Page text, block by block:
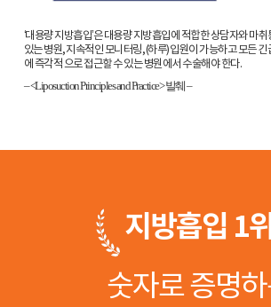
‘대용량 지방흡입’은 대용량 지방흡입에 적합한 상담자와 마
있는 병원, 지속적인 모니터링, (하루) 입원이 가능하고 모든 긴
에 즉각적 으로 접근할 수 있는 병원에서 수술해야 한다.
– <Liposuction Principles and Practice> 발췌 –
지방흡입 1위
숫자로 증명